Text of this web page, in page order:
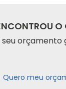
O
seu
Quero meu